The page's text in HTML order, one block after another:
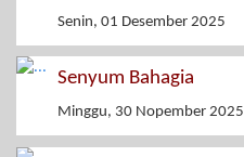
Senin, 01 Desember 2025
Senyum Bahagia
Minggu, 30 Nopember 2025